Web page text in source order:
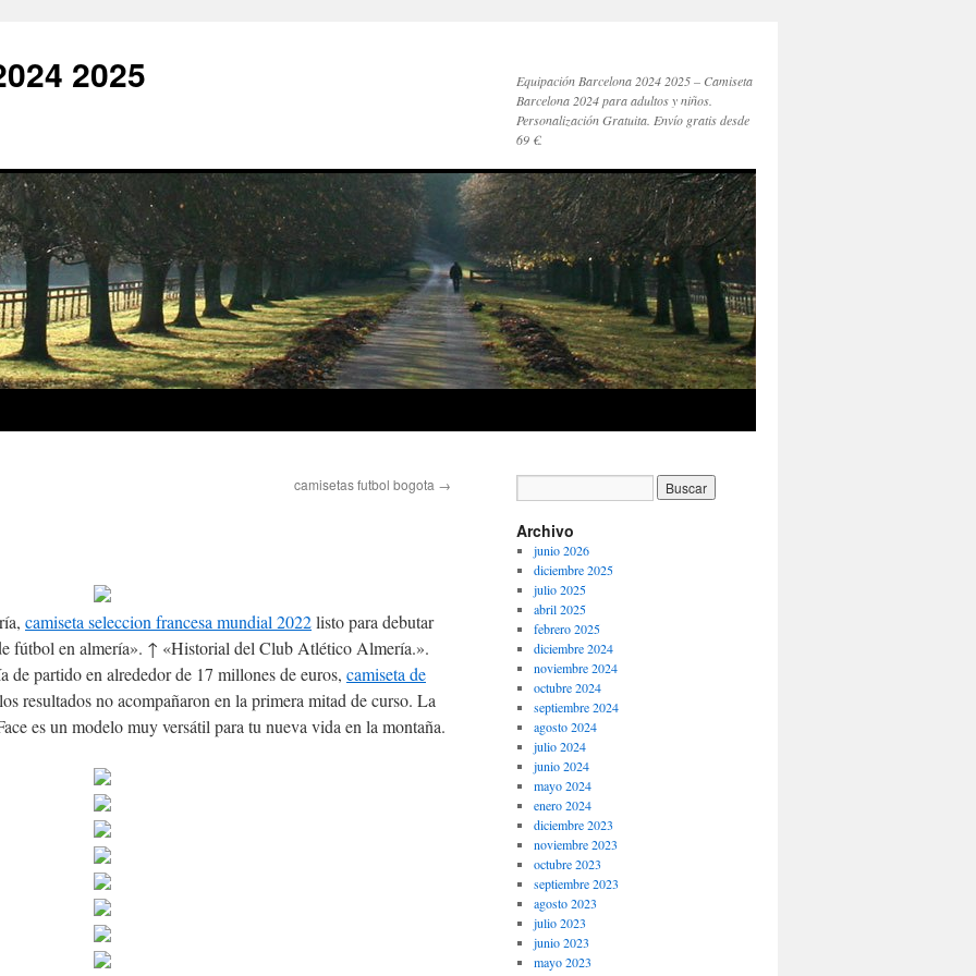
2025
Equipación Barcelona 2024 2025 – Camiseta
Barcelona 2024 para adultos y niños.
Personalización Gratuita. Envío gratis desde
69 €.
camisetas futbol bogota →
camiseta seleccion francesa mundial 2022listo para debutar
fútbol en almería». ↑ «Historial del Club Atlético Almería.».
de partido en alrededor de 17 millones de euros, camiseta de
resultados no acompañaron en la primera mitad de curso. La
es un modelo muy versátil para tu nueva vida en la montaña.
Archivo
junio 2026
diciembre 2025
julio 2025
abril 2025
febrero 2025
diciembre 2024
noviembre 2024
octubre 2024
septiembre 2024
agosto 2024
julio 2024
junio 2024
mayo 2024
enero 2024
diciembre 2023
noviembre 2023
octubre 2023
septiembre 2023
agosto 2023
julio 2023
junio 2023
mayo 2023